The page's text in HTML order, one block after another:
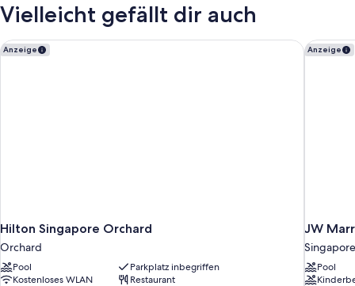
City
High
Floor
Vielleicht gefällt dir auch
Anzeige
Hilton Singapore Orchard
Orchard
Pool
Parkplatz inbegriffen
Kostenloses WLAN
Restaurant
Hilton Singapore Orchard Anzeige
JW
Pool
JW